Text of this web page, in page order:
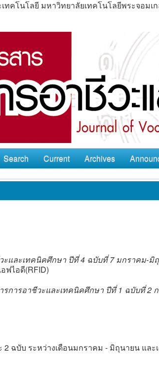
ทคโนโลยี มหาวิทยาลัยเทคโนโลยีพระจอ
Search Current Archives
ะและเทคนิคศึกษา ปีที่ 4 ฉบับที่ 7 มกราคม-มิ
ฟไอดี(RFID)
รการอาชีวะและเทคนิคศึกษา ปีที่ 1 ฉบับที่ 2
ฉบับ ระหว่างเดือนมกราคม - มิถุนายน แล